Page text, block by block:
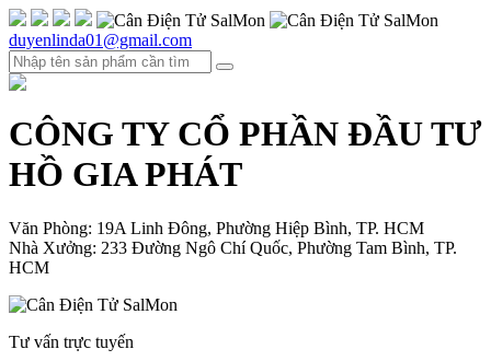
duyenlinda01@gmail.com
CÔNG TY CỔ PHẦN ĐẦU TƯ
HỒ GIA PHÁT
Văn Phòng: 19A Linh Đông, Phường Hiệp Bình, TP. HCM
Nhà Xưởng: 233 Đường Ngô Chí Quốc, Phường Tam Bình, TP.
HCM
Tư vấn trực tuyến